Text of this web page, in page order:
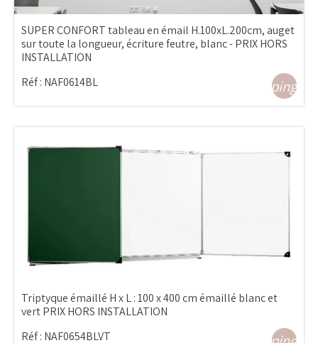
SUPER CONFORT tableau en émail H.100xL.200cm, auget
sur toute la longueur, écriture feutre, blanc - PRIX HORS
INSTALLATION
Réf : NAF0614BL
Triptyque émaillé H x L : 100 x 400 cm émaillé blanc et
vert PRIX HORS INSTALLATION
Réf : NAF0654BLVT